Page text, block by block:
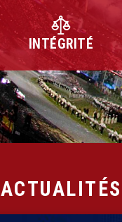
INTÉGRITÉ
ACTUALITÉS